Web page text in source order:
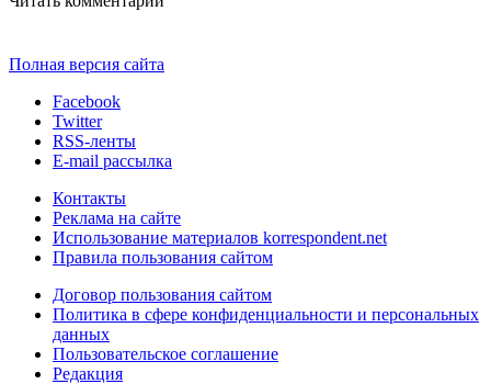
Полная версия сайта
Facebook
Twitter
RSS-ленты
E-mail рассылка
Контакты
Реклама на сайте
Использование материалов korrespondent.net
Правила пользования сайтом
Договор пользования сайтом
Политика в сфере конфиденциальности и персональных
данных
Пользовательское соглашение
Редакция